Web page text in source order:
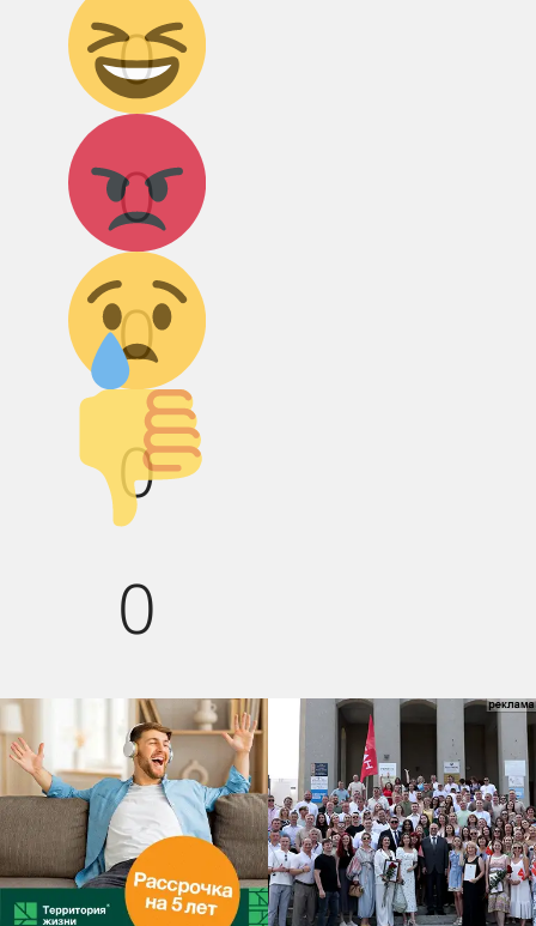
0
0
Агрессия!
0
Грусть :(
0
Палец вниз!
0